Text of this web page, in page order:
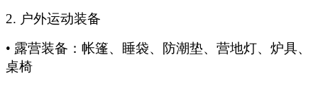
2. 户外运动装备
• 露营装备：帐篷、睡袋、防潮垫、营地灯、炉具、
桌椅